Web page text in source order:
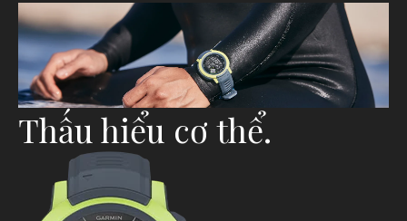
Thấu hiểu cơ thể.